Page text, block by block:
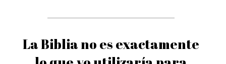
La Biblia no es exactamente